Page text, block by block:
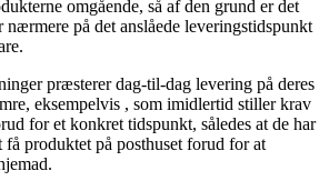
omgående, så af den grund er det
nærmere på det anslåede leveringstidspunkt
præsterer dag-til-dag levering på deres
eksempelvis , som imidlertid stiller krav
for et konkret tidspunkt, således at de har
produktet på posthuset forud for at